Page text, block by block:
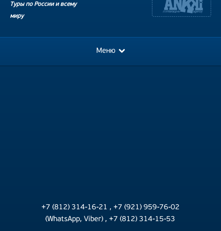
Туры по России и всему
миру
Меню
+7 (812) 314-16-21 , +7 (921) 959-76-02
(WhatsApp, Viber) ,+7 (812) 314-15-53